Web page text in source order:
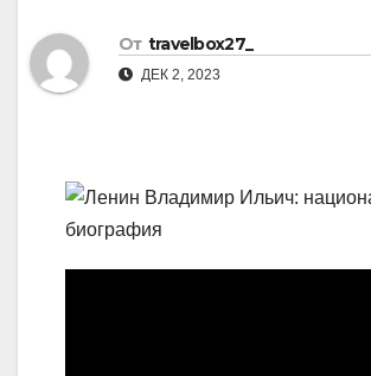
От travelbox27_
ДЕК 2, 2023